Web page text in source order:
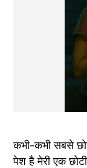
कभी-कभी सबसे
पेश है मेरी एक